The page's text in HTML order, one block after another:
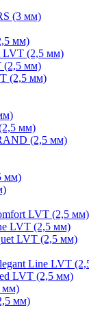
(3 мм)
мм)
LVT (2,5 мм)
(2,5 мм)
(2,5 мм)
мм)
(2,5 мм)
мм)
LVT (2,5 мм)
LVT (2,5 мм)
LVT (2,5 мм)
Line LVT
LVT (2,5 мм)
мм)
мм)